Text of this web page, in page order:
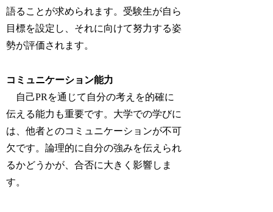
語ることが求められます。 受験生が自ら
目標を設定し、それに向けて努力する姿
勢が評価されます。
コミュニケーション能力
自己PRを通じて自分の考えを的確に
伝える能力も重要です。大学での学びに
は、他者とのコミュニケーションが不可
欠です。論理的に自分の強みを伝えられ
るかどうかが、合否に大きく影響しま
す。